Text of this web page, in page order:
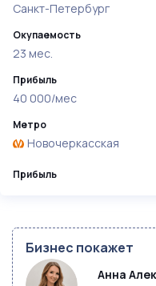
Прибыль
Санкт-Петербург
Окупаемость
23 мес.
Прибыль
40 000/мес
Метро
Новочеркасская
Бизнес покажет
Анна